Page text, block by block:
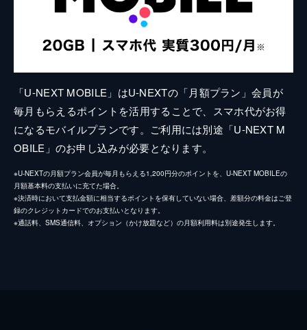
「U-NEXT MOBILE」はU-NEXTの「月額プラン」会員が
毎月もらえるポイントを活用することで、スマホ代がお得
になるモバイルプランです。ご利用には別途「U-NEXT M
OBILE」のお申し込みが必要となります。
※U-NEXTの月額プラン会員が毎月もらえる1,200円分のポイントを、U-NEXT MOBILEの
月額基本料の支払いに充てた場合。
※決済時において支払金額に相当するポイントを保有していない場合、差額分の料金はご登
録のクレジットカードでのお支払いとなります。
※通話料、SMS通信料、オプション（かけ放題など）の月額利用料は別途発生します。